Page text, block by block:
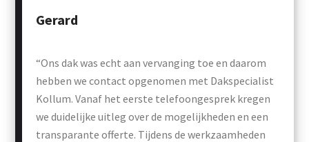
“Ons dak was echt aan vervanging toe en daarom
hebben we contact opgenomen met Dakspecialist
Kollum. Vanaf het eerste telefoongesprek kregen
we duidelijke uitleg over de mogelijkheden en een
transparante offerte. Tijdens de werkzaamheden
Gerard